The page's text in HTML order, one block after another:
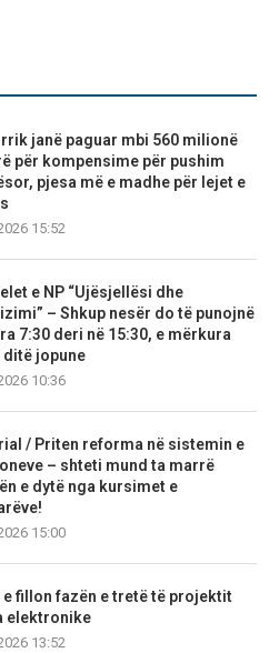
janë paguar mbi 560 milionë
për kompensime për pushim
pjesa më e madhe për lejet e
15:52
e NP “Ujësjellësi dhe
– Shkup nesër do të punojnë
7:30 deri në 15:30, e mërkura
ditë jopune
10:36
/ Priten reforma në sistemin e
– shteti mund ta marrë
e dytë nga kursimet e
15:00
e fillon fazën e tretë të projektit
elektronike
13:52